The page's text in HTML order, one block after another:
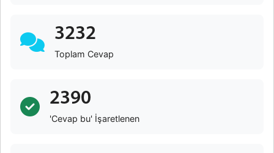
3232
Toplam Cevap
2390
'Cevap bu' İşaretlenen